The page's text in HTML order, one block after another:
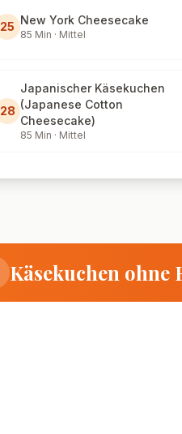
25 New York Cheesecake
85 Min · Mittel
28
Japanischer Käsekuchen
(Japanese Cotton
Cheesecake)
85 Min · Mittel
Käsekuchen